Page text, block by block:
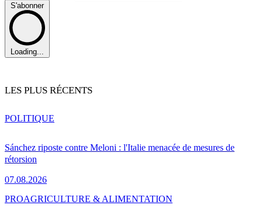
S'abonner
Loading...
LES PLUS RÉCENTS
Sánchez riposte contre Meloni : l'Italie menacée de mesures de
rétorsion
07.08.2026
POLITIQUE
PROAGRICULTURE & ALIMENTATION